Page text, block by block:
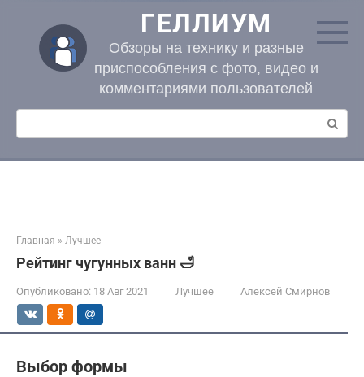
контенту
ГЕЛЛИУМ
Обзоры на технику и разные
приспособления с фото, видео и
комментариями пользователей
Поиск:
Главная » Лучшее
Рейтинг чугунных ванн 🛁
Опубликовано: 18 Авг 2021 Лучшее Алексей Смирнов
Выбор формы